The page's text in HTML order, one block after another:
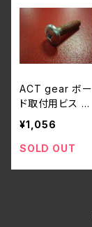
ACT gear ボー
ド取付用ビス N
eo & Hyper Gl
ide用 18mm
(緩み止め加工)
¥1,056
SOLD OUT